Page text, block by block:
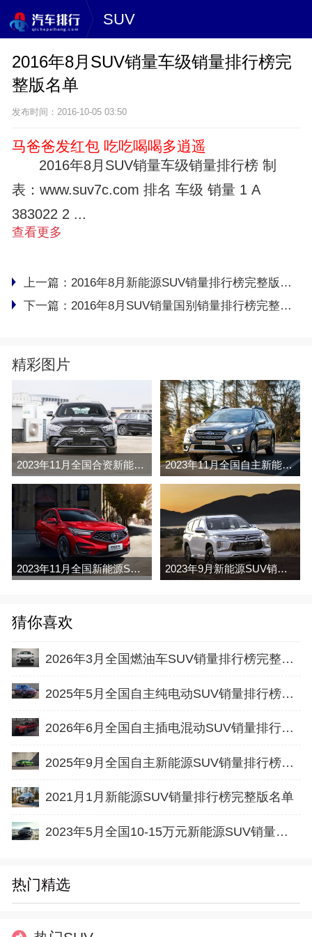
SUV
2016年8月SUV销量车级销量排行榜完
整版名单
发布时间：2016-10-05 03:50
马爸爸发红包 吃吃喝喝多逍遥
2016年8月SUV销量车级销量排行榜 制
表：www.suv7c.com 排名 车级 销量 1 A
383022 2 ...
查看更多
上一篇： 2016年8月新能源SUV销量排行榜完整版名单
下一篇： 2016年8月SUV销量国别销量排行榜完整版名单
精彩图片
2023年11月全国合资新能源SUV销量排行榜完整版(零售量 2023年11月全国自主新能源SUV销量排行榜完整版(零售量
2023年11月全国新能源SUV销量排行榜完整版(零售量 2023年9月新能源SUV销量排行榜完整版名单(零售量
猜你喜欢
2026年3月全国燃油车SUV销量排行榜完整版(零售量
2025年5月全国自主纯电动SUV销量排行榜完整版(批发量
2026年6月全国自主插电混动SUV销量排行榜完整版(出口量
2025年9月全国自主新能源SUV销量排行榜完整版(批发量
2021月1月新能源SUV销量排行榜完整版名单
2023年5月全国10-15万元新能源SUV销量排行榜完整版
热门精选